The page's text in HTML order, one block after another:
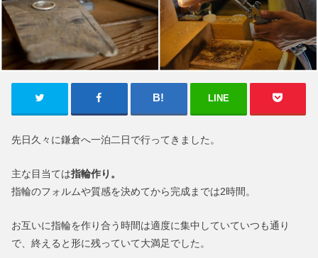
LINE
先日久々に鎌倉へ一泊二日で行ってきました。
主な目当ては指輪作り。
指輪のフォルムや質感を決めてから完成までは2時間。
お互いに指輪を作り合う時間は適度に集中していていつも通り
で、終えると形に残っていて大満足でした。